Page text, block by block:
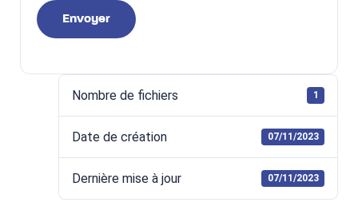
Envoyer
Nombre de fichiers 1
Date de création 07/11/2023
Dernière mise à jour 07/11/2023